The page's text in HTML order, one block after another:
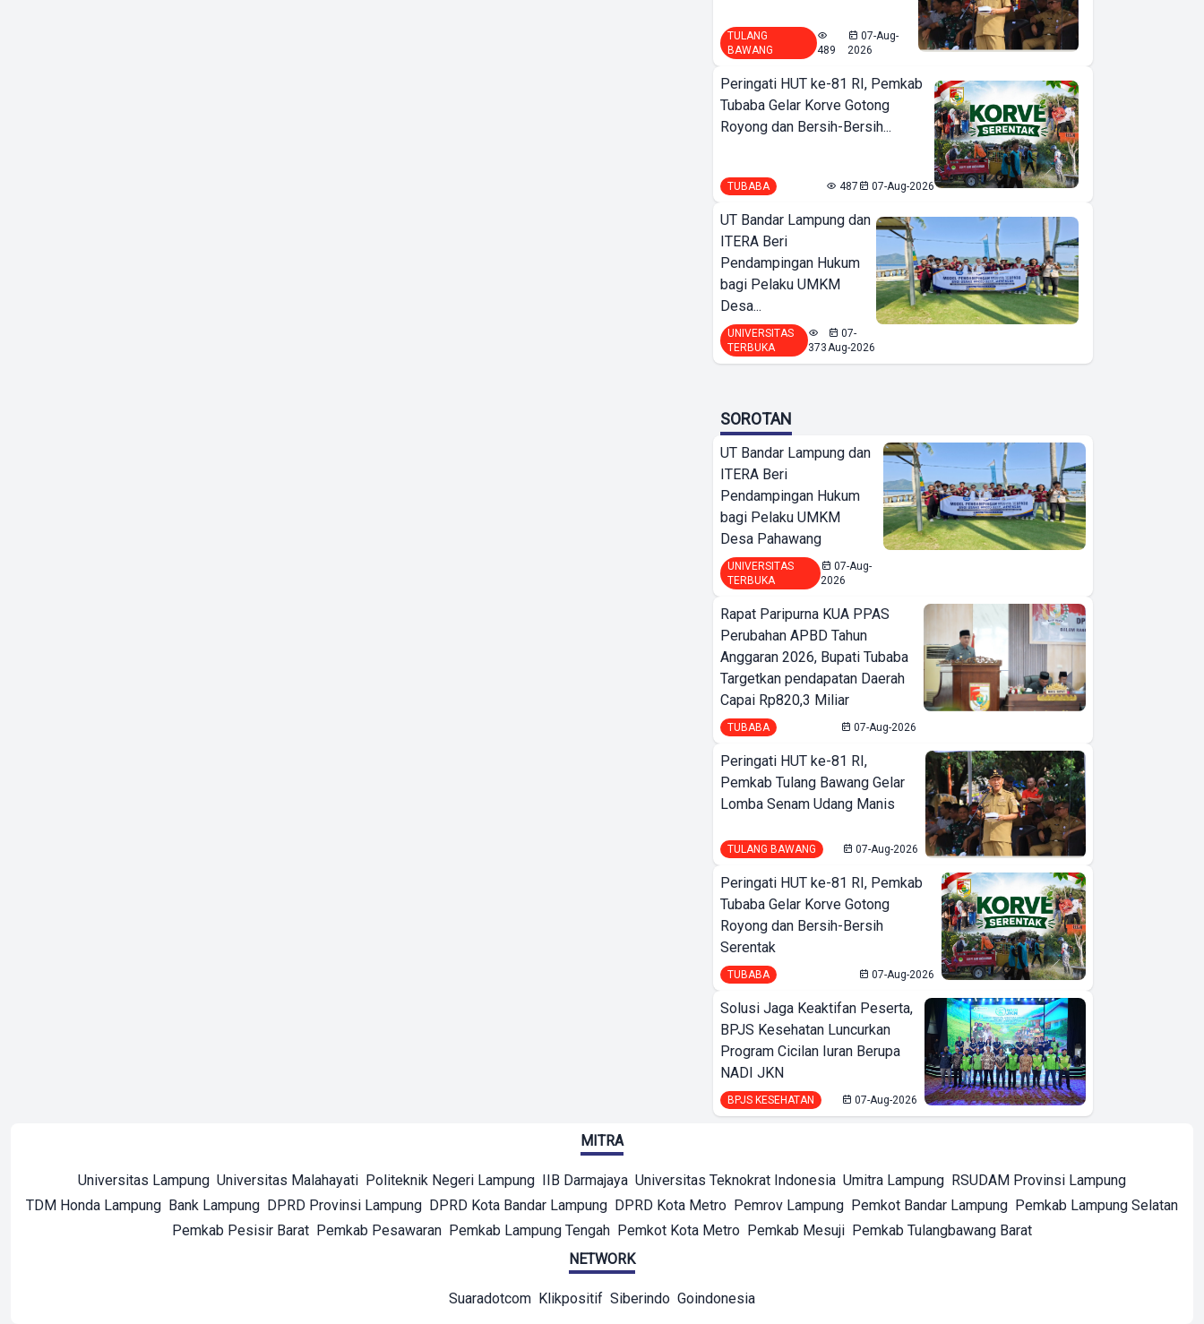
TULANG
BAWANG
489
07-Aug-
2026
Peringati HUT ke-81 RI, Pemkab
Tubaba Gelar Korve Gotong
Royong dan Bersih-Bersih...
TUBABA 487 07-Aug-2026
UT Bandar Lampung dan
ITERA Beri
Pendampingan Hukum
bagi Pelaku UMKM
Desa...
UNIVERSITAS
TERBUKA
373
07-
Aug-2026
SOROTAN
UT Bandar Lampung dan
ITERA Beri
Pendampingan Hukum
bagi Pelaku UMKM
Desa Pahawang
UNIVERSITAS
TERBUKA
07-Aug-
2026
Rapat Paripurna KUA PPAS
Perubahan APBD Tahun
Anggaran 2026, Bupati Tubaba
Targetkan pendapatan Daerah
Capai Rp820,3 Miliar
TUBABA 07-Aug-2026
Peringati HUT ke-81 RI,
Pemkab Tulang Bawang Gelar
Lomba Senam Udang Manis
TULANG BAWANG 07-Aug-2026
Peringati HUT ke-81 RI, Pemkab
Tubaba Gelar Korve Gotong
Royong dan Bersih-Bersih
Serentak
TUBABA 07-Aug-2026
Solusi Jaga Keaktifan Peserta,
BPJS Kesehatan Luncurkan
Program Cicilan Iuran Berupa
NADI JKN
BPJS KESEHATAN 07-Aug-2026
MITRA
Universitas Lampung Universitas Malahayati Politeknik Negeri Lampung IIB Darmajaya Universitas Teknokrat Indonesia Umitra Lampung RSUDAM Provinsi Lampung
TDM Honda Lampung Bank Lampung DPRD Provinsi Lampung DPRD Kota Bandar Lampung DPRD Kota Metro Pemrov Lampung Pemkot Bandar Lampung Pemkab Lampung Selatan
Pemkab Pesisir Barat Pemkab Pesawaran Pemkab Lampung Tengah Pemkot Kota Metro Pemkab Mesuji Pemkab Tulangbawang Barat
NETWORK
Suaradotcom Klikpositif Siberindo Goindonesia